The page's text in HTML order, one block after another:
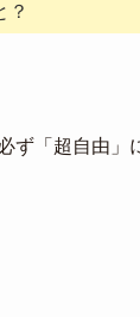
？
ず「超自由」